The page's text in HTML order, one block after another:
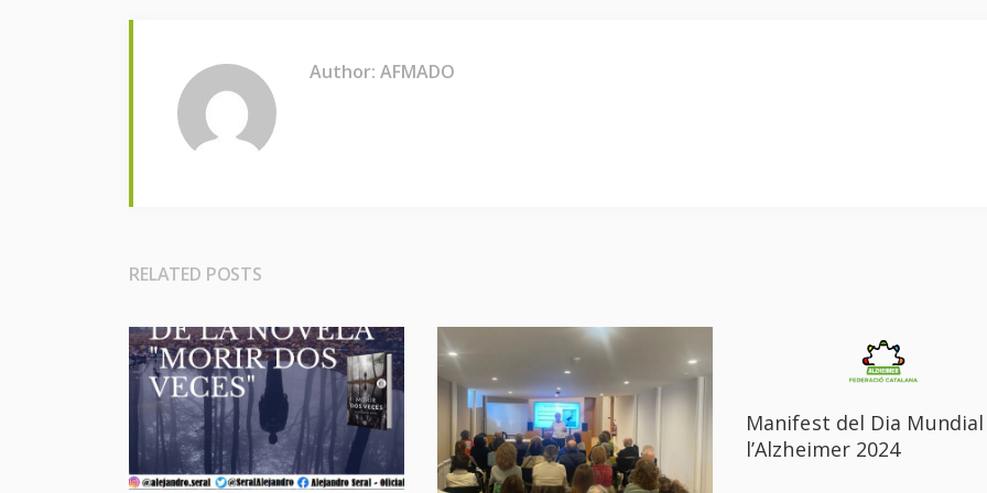
Author: AFMADO
RELATED POSTS
Manifest del Dia
l’Alzheimer 2024